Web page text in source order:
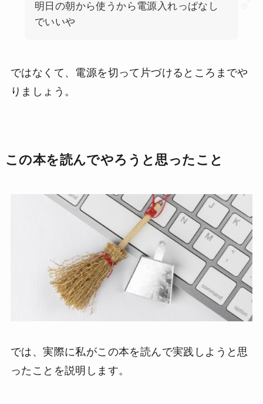
明日の朝から使うから電源入れっぱなし
でいいや
ではなくて、電源を切って片づけるところまでや
りましょう。
この本を読んでやろうと思ったこと
では、実際に私がこの本を読んで実践しようと思
ったことを説明します。